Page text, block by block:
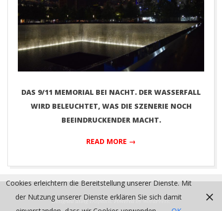
DAS 9/11 MEMORIAL BEI NACHT. DER WASSERFALL
WIRD BELEUCHTET, WAS DIE SZENERIE NOCH
BEEINDRUCKENDER MACHT.
READ MORE →
09-
Designed usingDispatch. Powered byWordPress.
Cookies erleichtern die Bereitstellung unserer Dienste. Mit
der Nutzung unserer Dienste erklären Sie sich damit